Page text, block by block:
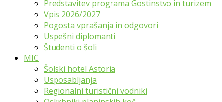
Predstavitev programa Gostinstvo in turizem
Vpis 2026/2027
Pogosta vprašanja in odgovori
Uspešni diplomanti
Študenti o šoli
MIC
Šolski hotel Astoria
Usposabljanja
Regionalni turistični vodniki